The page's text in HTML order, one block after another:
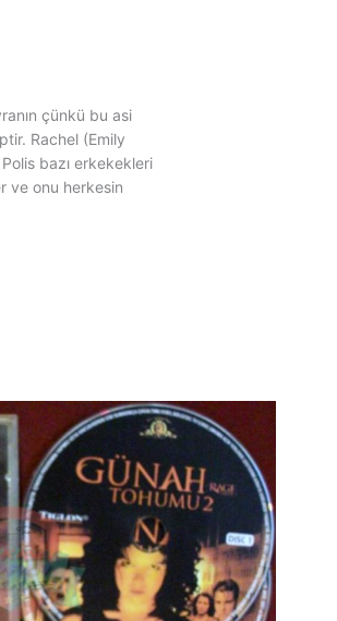
çünkü bu asi
Rachel (Emily
bazı erkekekleri
ve onu herkesin